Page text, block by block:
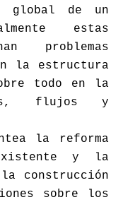
global de un
estas
problemas
la estructura
todo en la
flujos y
la reforma
y la
construcción
sobre los